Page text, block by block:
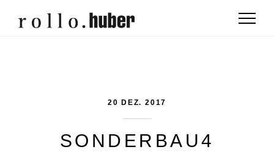
20 DEZ. 2017
SONDERBAU4